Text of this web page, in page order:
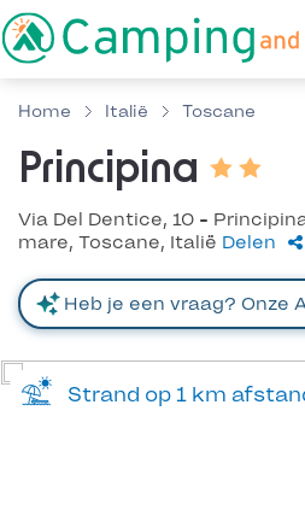
Home Italië Toscane
Principina
Via Del Dentice, 10 -
mare, Toscane, Italië Delen
Strand op 1 km